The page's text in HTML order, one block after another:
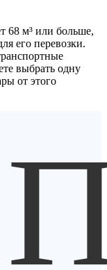
68 м³ или больше,
его перевозки.
выбрать одну
от этого